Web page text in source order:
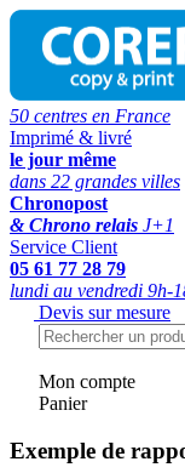
50 centres en France
Imprimé & livré
le jour même
dans 22 grandes villes
Chronopost
& Chrono relais J+1
Service Client
05 61 77 28 79
lundi au vendredi 9h-
Devis sur mesure
Mon compte
Panier
Exemple de